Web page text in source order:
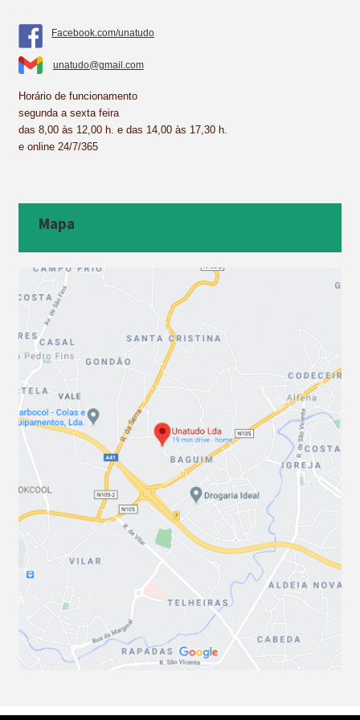
Facebook.com/unatudo
unatudo@gmail.com
Horário de funcionamento
segunda a sexta feira
das 8,00 às 12,00 h. e das 14,00 às 17,30 h.
e online 24/7/365
Mapa